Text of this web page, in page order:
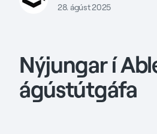
28. ágúst 2025
Nýjungar í
ágústútgáfa